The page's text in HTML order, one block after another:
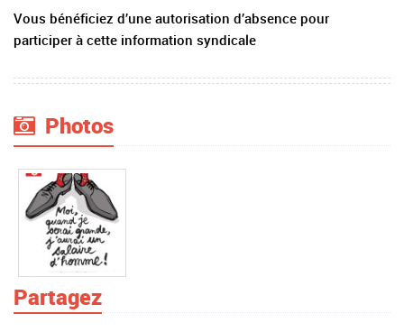
Vous bénéficiez d’une autorisation d’absence pour
participer à cette information syndicale
Photos
Partagez